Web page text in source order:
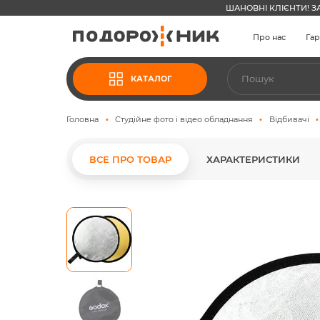
ШАНОВНІ КЛІЄНТИ!
Про нас
КАТАЛОГ
Головна Студійне фото і відео обладнання Відбивачі
ВСЕ ПРО ТОВАР ХАРАКТЕРИСТИКИ
Skip
to
the
end
of
images
gallery